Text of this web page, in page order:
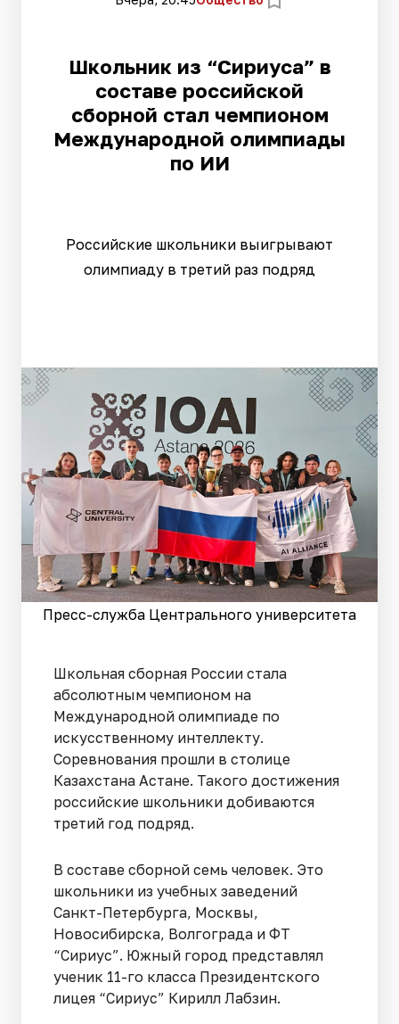
Школьник из “Сириуса” в
составе российской
сборной стал чемпионом
Международной олимпиады
по ИИ
Российские школьники выигрывают
олимпиаду в третий раз подряд
Пресс-служба Центрального университета
Школьная сборная России стала
абсолютным чемпионом на
Международной олимпиаде по
искусственному интеллекту.
Соревнования прошли в столице
Казахстана Астане. Такого достижения
российские школьники добиваются
третий год подряд.
В составе сборной семь человек. Это
школьники из учебных заведений
Санкт-Петербурга, Москвы,
Новосибирска, Волгограда и ФТ
“Сириус”. Южный город представлял
ученик 11-го класса Президентского
лицея “Сириус” Кирилл Лабзин.